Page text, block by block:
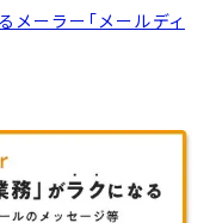
メーラー「メールディ